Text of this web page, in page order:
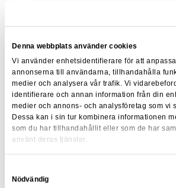
Denna webbplats använder cookies
Vi använder enhetsidentifierare för att
annonserna till användarna, tillhandahålla
medier och analysera vår trafik. Vi
identifierare och annan information från din
medier och annons- och analysföretag som vi
Dessa kan i sin tur kombinera informationen
som du har tillhandahållit eller som de har
använt deras tjänster.
Nödvändig
av en liknande roll. Vidare har du
inom fastighetsekonomi och
Vi ser att du har arbetat med
god förhandlingsvana och har varit
hyresgästanpassningar och
projektägare. Självklart är du även
Personliga egenskaper
egenskaper. Vi söker dig som vågar ta